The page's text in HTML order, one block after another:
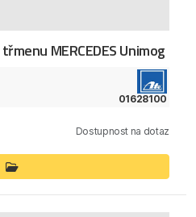
MERCEDES Unimog
01628100
Dostupnost na dotaz